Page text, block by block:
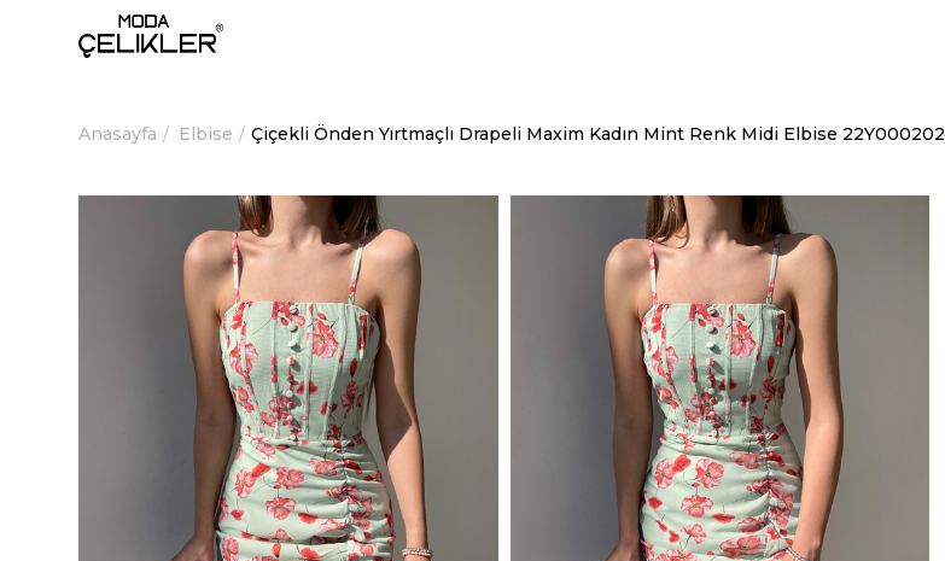
Anasayfa Elbise Çiçekli Önden Yırtmaçlı Drapeli Maxim Kadın Mint Renk Midi Elbise 22Y000202